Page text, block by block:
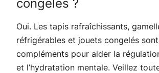
congelés ?
Oui. Les tapis rafraîchissants,
réfrigérables et jouets congelés
compléments pour aider la
et l’hydratation mentale. Veillez